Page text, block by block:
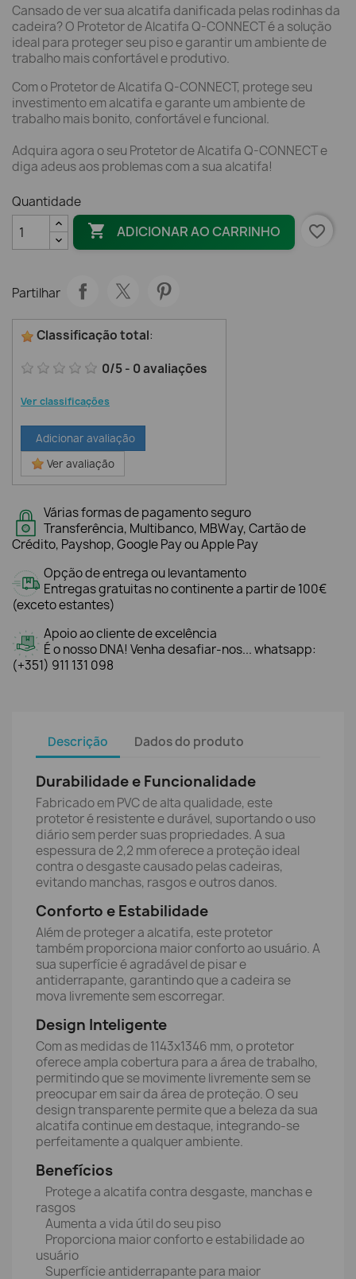
Cansado de ver sua alcatifa danificada pelas rodinhas da
cadeira? O Protetor de Alcatifa Q-CONNECT é a solução
ideal para proteger seu piso e garantir um ambiente de
trabalho mais confortável e produtivo.
Com o Protetor de Alcatifa Q-CONNECT, protege seu
investimento em alcatifa e garante um ambiente de
trabalho mais bonito, confortável e funcional.
Adquira agora o seu Protetor de Alcatifa Q-CONNECT e
diga adeus aos problemas com a sua alcatifa!
Quantidade
 ADICIONAR AO CARRINHO favorite_border
Partilhar
Classificação total:
0/5- 0avaliações
Ver classificações
Adicionar avaliação
Ver avaliação
Várias formas de pagamento seguro
Transferência, Multibanco, MBWay, Cartão de
Crédito, Payshop, Google Pay ou Apple Pay
Opção de entrega ou levantamento
Entregas gratuitas no continente a partir de 100€
(exceto estantes)
Apoio ao cliente de excelência
É o nosso DNA! Venha desafiar-nos... whatsapp:
(+351) 911 131 098
Descrição Dados do produto
Durabilidade e Funcionalidade
Fabricado em PVC de alta qualidade, este
protetor é resistente e durável, suportando o uso
diário sem perder suas propriedades. A sua
espessura de 2,2 mm oferece a proteção ideal
contra o desgaste causado pelas cadeiras,
evitando manchas, rasgos e outros danos.
Conforto e Estabilidade
Além de proteger a alcatifa, este protetor
também proporciona maior conforto ao usuário. A
sua superfície é agradável de pisar e
antiderrapante, garantindo que a cadeira se
mova livremente sem escorregar.
Design Inteligente
Com as medidas de 1143x1346 mm, o protetor
oferece ampla cobertura para a área de trabalho,
permitindo que se movimente livremente sem se
preocupar em sair da área de proteção. O seu
design transparente permite que a beleza da sua
alcatifa continue em destaque, integrando-se
perfeitamente a qualquer ambiente.
Benefícios
Protege a alcatifa contra desgaste, manchas e
rasgos
Aumenta a vida útil do seu piso
Proporciona maior conforto e estabilidade ao
usuário
Superfície antiderrapante para maior